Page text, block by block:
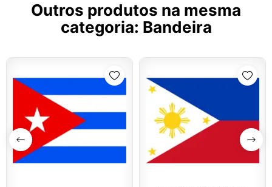
Outros produtos na mesma
categoria: Bandeira